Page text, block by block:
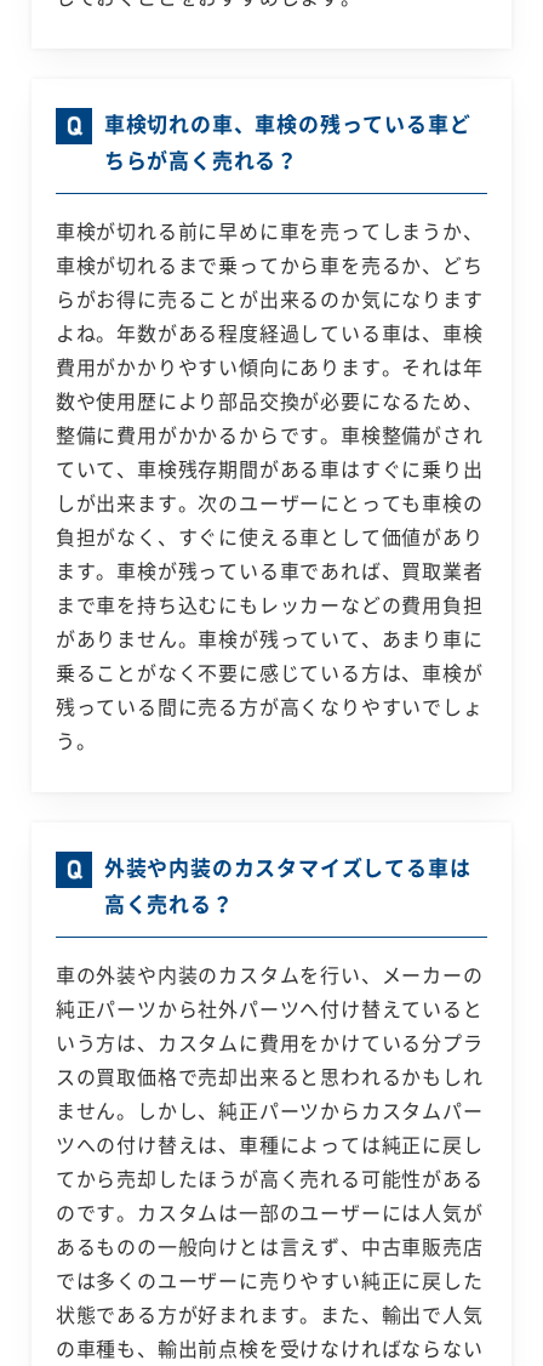
車検切れの車、車検の残っている車ど
ちらが高く売れる？
車検が切れる前に早めに車を売ってしまうか、
車検が切れるまで乗ってから車を売るか、どち
らがお得に売ることが出来るのか気になります
よね。年数がある程度経過している車は、車検
費用がかかりやすい傾向にあります。それは年
数や使用歴により部品交換が必要になるため、
整備に費用がかかるからです。車検整備がされ
ていて、車検残存期間がある車はすぐに乗り出
しが出来ます。次のユーザーにとっても車検の
負担がなく、すぐに使える車として価値があり
ます。車検が残っている車であれば、買取業者
まで車を持ち込むにもレッカーなどの費用負担
がありません。車検が残っていて、あまり車に
乗ることがなく不要に感じている方は、車検が
残っている間に売る方が高くなりやすいでしょ
う。
外装や内装のカスタマイズしてる車は
高く売れる？
車の外装や内装のカスタムを行い、メーカーの
純正パーツから社外パーツへ付け替えていると
いう方は、カスタムに費用をかけている分プラ
スの買取価格で売却出来ると思われるかもしれ
ません。しかし、純正パーツからカスタムパー
ツへの付け替えは、車種によっては純正に戻し
てから売却したほうが高く売れる可能性がある
のです。カスタムは一部のユーザーには人気が
あるものの一般向けとは言えず、中古車販売店
では多くのユーザーに売りやすい純正に戻した
状態である方が好まれます。また、輸出で人気
の車種も、輸出前点検を受けなければならない